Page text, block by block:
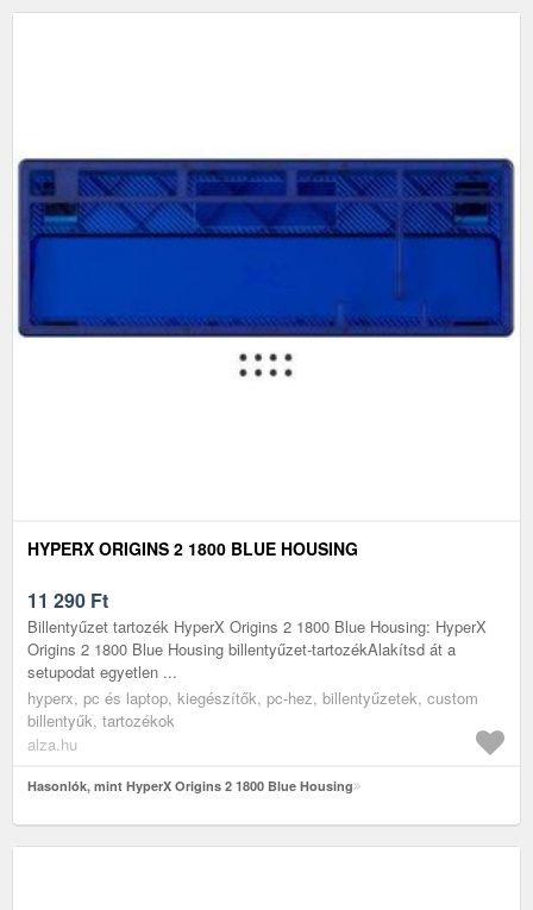
HYPERX ORIGINS 2 1800 BLUE HOUSING
11 290 Ft
Billentyűzet tartozék HyperX Origins 2 1800 Blue Housing: HyperX
Origins 2 1800 Blue Housing billentyűzet-tartozékAlakítsd át a
setupodat egyetlen ...
hyperx, pc és laptop, kiegészítők, pc-hez, billentyűzetek, custom
billentyűk, tartozékok
alza.hu
Hasonlók, mint HyperX Origins 2 1800 Blue Housing